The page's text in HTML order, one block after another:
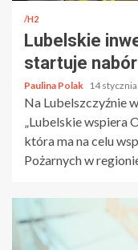
/H2
Lubelskie
startuje
Paulina Polak 14
Na Lubelszczyźnie
„Lubelskie wspiera
która ma na celu
Pożarnych w